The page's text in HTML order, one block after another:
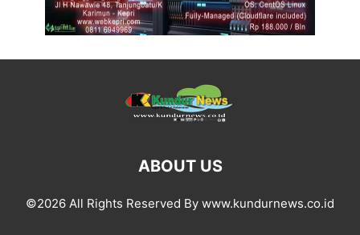
ABOUT US
©2026 All Rights Reserved By www.kundurnews.co.id